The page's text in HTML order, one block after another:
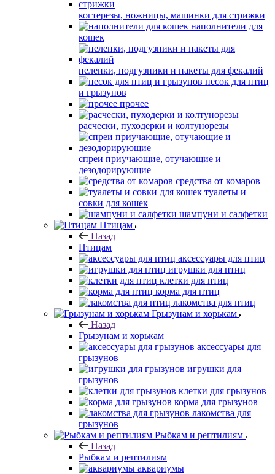
когтерезы, ножницы, машинки для стрижки
наполнители для
кошек
пеленки, подгузники и пакеты для фекалий
песок для птиц
и грызунов
прочее
расчески, пуходерки и колтунорезы
спреи приучающие, отучающие и
дезодорирующие
средства от комаров
туалеты и
совки для кошек
шампуни и салфетки
Птицам
Назад
Птицам
аксессуары для птиц
игрушки для птиц
клетки для птиц
корма для птиц
лакомства для птиц
Грызунам и хорькам
Назад
Грызунам и хорькам
аксессуары для
грызунов
игрушки для
грызунов
клетки для грызунов
корма для грызунов
лакомства для
грызунов
Рыбкам и рептилиям
Назад
Рыбкам и рептилиям
аквариумы